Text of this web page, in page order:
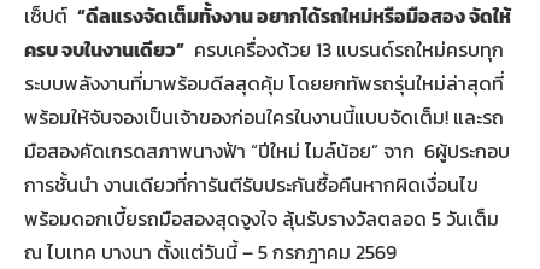
เซ็ปต์ “ดีลแรงจัดเต็มทั้งงาน อยากได้รถใหม่หรือมือสอง จัดให้
ครบ จบในงานเดียว” ครบเครื่องด้วย 13 แบรนด์รถใหม่ครบทุก
ระบบพลังงานที่มาพร้อมดีลสุดคุ้ม โดยยกทัพรถรุ่นใหม่ล่าสุดที่
พร้อมให้จับจองเป็นเจ้าของก่อนใครในงานนี้แบบจัดเต็ม! และรถ
มือสองคัดเกรดสภาพนางฟ้า “ปีใหม่ ไมล์น้อย” จาก 6ผู้ประกอบ
การชั้นนำ งานเดียวที่การันตีรับประกันซื้อคืนหากผิดเงื่อนไข
พร้อมดอกเบี้ยรถมือสองสุดจูงใจ ลุ้นรับรางวัลตลอด 5 วันเต็ม
ณ ไบเทค บางนา ตั้งแต่วันนี้ – 5 กรกฎาคม 2569